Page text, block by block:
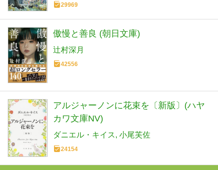
29969
傲慢と善良 (朝日文庫)
辻村深月
42556
アルジャーノンに花束を〔新版〕(ハヤ
カワ文庫NV)
ダニエル・キイス 小尾芙佐
24154